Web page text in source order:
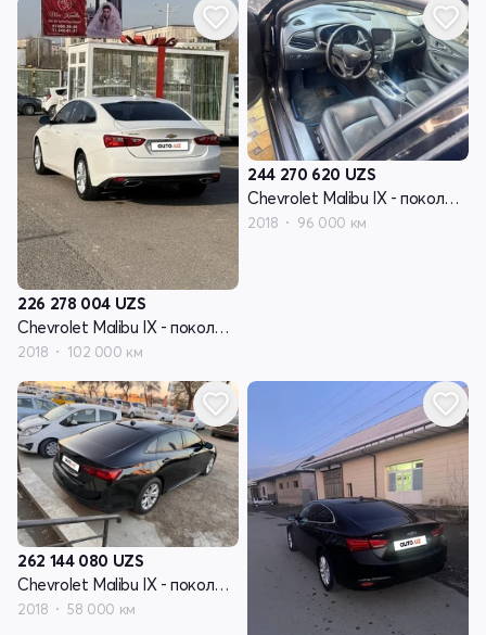
226 278 004 UZS
Chevrolet Malibu IX - поколение
2018 102 000 км
244 270 620 UZS
Chevrolet Malibu IX - поколение
2018 96 000 км
262 144 080 UZS
Chevrolet Malibu IX - поколение
2018 58 000 км